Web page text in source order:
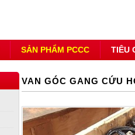
SẢN PHẨM PCCC TIÊU
VAN GÓC GANG CỨU